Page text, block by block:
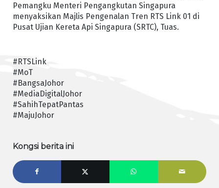
Pemangku Menteri Pengangkutan Singapura
menyaksikan Majlis Pengenalan Tren RTS Link 01 di
Pusat Ujian Kereta Api Singapura (SRTC), Tuas.
#RTSLink
#MoT
#BangsaJohor
#MediaDigitalJohor
#SahihTepatPantas
#MajuJohor
Kongsi berita ini